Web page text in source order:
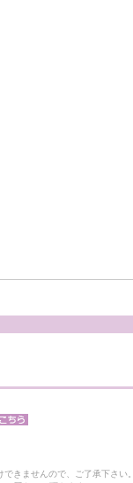
きませんので、ご了承下さい。